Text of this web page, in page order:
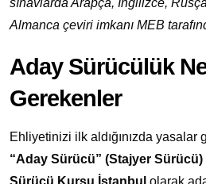
sınavlarda Arapça, İngilizce,
Almanca çeviri imkanı MEB
Aday Sürücülük
Gerekenler
Ehliyetinizi ilk aldığınızda yasalar
“Aday Sürücü” (Stajyer Sürücü)
Sürücü Kursu İstanbul olarak